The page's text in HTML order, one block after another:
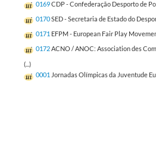
0169CDP - Confederação Desporto de
0170SED - Secretaria de Estado do
0171 EFPM - European Fair Play
0172ACNO / ANOC: Association des
(...)
0001 Jornadas Olímpicas da Juventude